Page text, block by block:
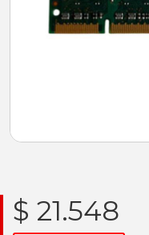
$ 21.548